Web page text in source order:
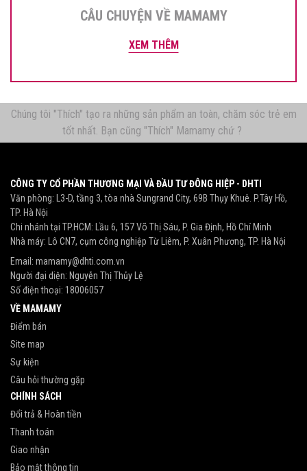
CÂU CHUYỆN VỀ MAMAMY
XEM THÊM
Chúng tôi "Thích" tạo ra những sản phẩm an toàn, chăm sóc trẻ em
tốt nhất. Bạn cũng "Thích" Mamamy chứ ?
CÔNG TY CỔ PHẦN THƯƠNG MẠI VÀ ĐẦU TƯ ĐÔNG HIỆP - DHTI
Văn phòng: L3-D, tầng 3, tòa nhà Sungrand City, 69B Thụy Khuê. P.Tây Hồ,
TP. Hà Nội
Chi nhánh tại TP.HCM: Lầu 6, 157 Võ Thị Sáu, P. Gia Định, Hồ Chí Minh
Nhà máy: Lô CN7, cụm công nghiệp Từ Liêm, P. Xuân Phương, TP. Hà Nội
Email: mamamy@dhti.com.vn
Người đại diện: Nguyễn Thị Thủy Lệ
Số điện thoại: 18006057
VỀ MAMAMY
Điểm bán
Site map
Sự kiện
Câu hỏi thường gặp
CHÍNH SÁCH
Đổi trả & Hoàn tiền
Thanh toán
Giao nhận
Bảo mật thông tin